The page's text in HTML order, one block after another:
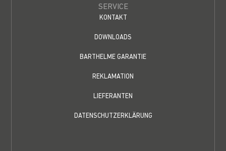
SERVICE
KONTAKT
DOWNLOADS
BARTHELME GARANTIE
REKLAMATION
LIEFERANTEN
DATENSCHUTZERKLÄRUNG